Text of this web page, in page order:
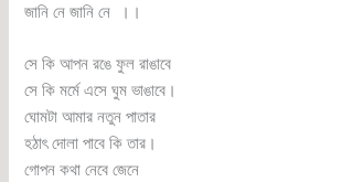
জানি নে জানি নে ।।
সে কি আপন রঙে ফুল রাঙাবে
সে কি মর্মে এসে ঘুম ভাঙাবে।
ঘোমটা আমার নতুন পাতার
হঠাৎ দোলা পাবে কি তার।
গোপন কথা নেবে জেনে